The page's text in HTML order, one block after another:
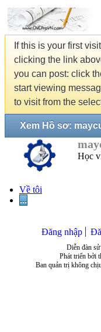
If this is your first
clicking the link
you can post: click
start viewing
to visit from the
Xem Hồ sơ:
Học
Về tôi
...
Đăng nhập
Diễn đàn
Phát triển bởi
Ban quản trị không